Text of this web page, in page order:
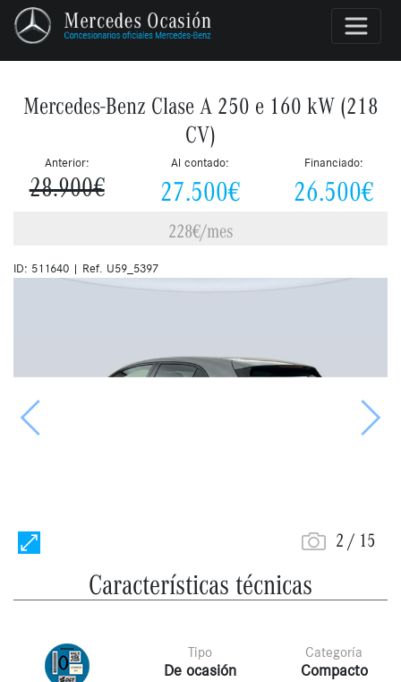
Mercedes-Benz Clase A 250 e 160 kW (218
CV)
Anterior:
28.900€
Al contado:
27.500€
Financiado:
26.500€
228€/mes
ID: 511640 | Ref. U59_5397
2 / 15
Anterior
Características técnicas
Tipo
De ocasión
Categoría
Compacto